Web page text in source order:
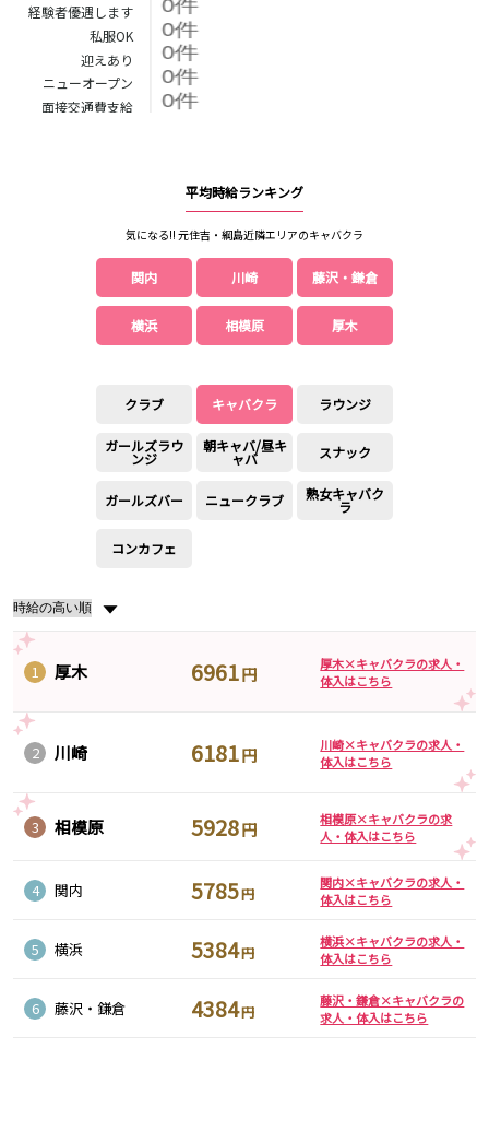
経験者優遇します
私服OK
迎えあり
ニューオープン
面接交通費支給
平均時給ランキング
気になる!! 元住吉・綱島近隣エリアのキャバクラ
関内 川崎 藤沢・鎌倉
横浜 相模原 厚木
クラブ キャバクラ ラウンジ
ガールズラウ
ンジ
朝キャバ/昼キ
ャバ スナック
ガールズバー ニュークラブ 熟女キャバク
ラ
コンカフェ
▼
1 厚木 6961円
厚木×キャバクラの求人・
体入はこちら
2 川崎 6181円
川崎×キャバクラの求人・
体入はこちら
3 相模原 5928円
相模原×キャバクラの求
人・体入はこちら
4 関内 5785円
関内×キャバクラの求人・
体入はこちら
5 横浜 5384円
横浜×キャバクラの求人・
体入はこちら
6 藤沢・鎌倉 4384円
藤沢・鎌倉×キャバクラの
求人・体入はこちら
高田馬場駅
新井薬師前駅
JR根岸線
池袋駅
練馬駅
ひばりヶ丘駅
東久留米駅
秋津駅
清瀬駅
桜台駅
石神井公園駅
吾野駅
八王子駅
古淵駅
東急田園都市線
たまプラーザ駅
あざみ野駅
二子玉川駅
中央林間駅
東急世田谷線
三軒茶屋駅
西太子堂駅